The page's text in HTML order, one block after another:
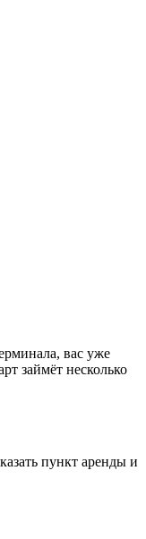
вас уже
займёт несколько
пункт аренды и